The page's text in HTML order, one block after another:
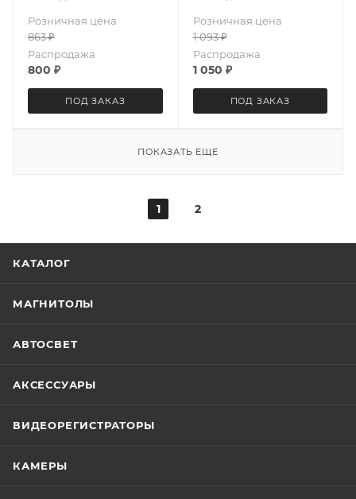
Розничная цена
863₽
Распродажа
800 ₽
ПОД ЗАКАЗ
Розничная цена
1 093₽
Распродажа
1 050 ₽
ПОД ЗАКАЗ
ПОКАЗАТЬ ЕЩЕ
1 2
КАТАЛОГ
МАГНИТОЛЫ
АВТОСВЕТ
АКСЕССУАРЫ
ВИДЕОРЕГИСТРАТОРЫ
КАМЕРЫ